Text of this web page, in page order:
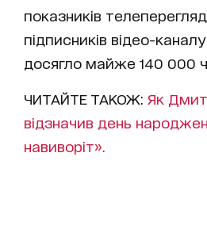
показників
підписників відео-каналу
досягло майже 140 000
ЧИТАЙТЕ ТАКОЖ: Як
відзначив день
навиворіт».